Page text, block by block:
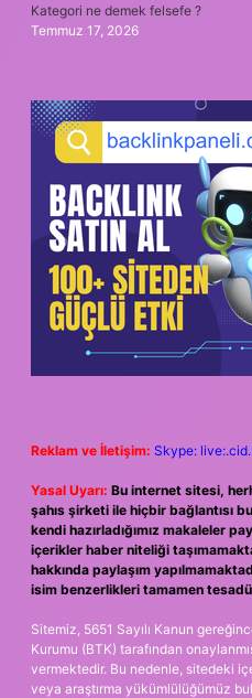
Kategori ne demek felsefe ?
Temmuz 17, 2026
Reklam ve İletişim: Skype:
Yasal Uyarı: Bu internet sitesi,
şahıs şirketi ile hiçbir bağlantısı
kendi hazırladığımız makaleler
içerikler haber niteliği
hakkında paylaşım
isim benzerlikleri tamamen
Sitemiz, 5651 Sayılı Kanun
Kurumu (BTK) tarafından
vermektedir. Bu nedenle, sitedeki
veya araştırma yükümlülüğümüz